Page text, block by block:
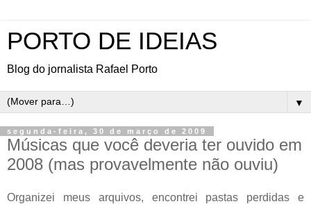
PORTO DE IDEIAS
Blog do jornalista Rafael Porto
▼
segunda-feira, 30 de março de 2009
Músicas que você deveria ter ouvido em
2008 (mas provavelmente não ouviu)
Organizei meus arquivos, encontrei pastas perdidas e